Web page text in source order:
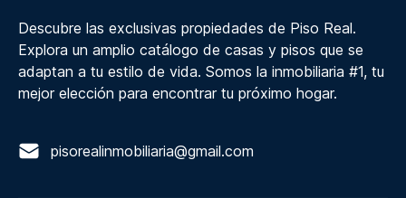
Descubre las exclusivas propiedades de Piso Real.
Explora un amplio catálogo de casas y pisos que se
adaptan a tu estilo de vida. Somos la inmobiliaria #1, tu
mejor elección para encontrar tu próximo hogar.
pisorealinmobiliaria@gmail.com